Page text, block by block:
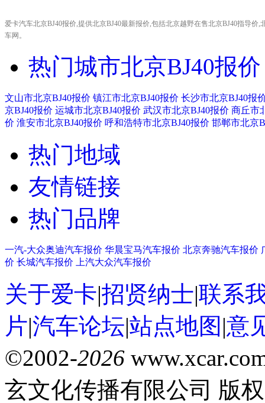
爱卡汽车北京BJ40报价,提供北京BJ40最新报价,包括北京越野在售北京BJ40指导
车网。
热门城市北京BJ40报价
文山市北京BJ40报价 镇江市北京BJ40报价 长沙市北京BJ40报
京BJ40报价 运城市北京BJ40报价 武汉市北京BJ40报价 商丘市
价 淮安市北京BJ40报价 呼和浩特市北京BJ40报价 邯郸市北京
热门地域
友情链接
热门品牌
一汽-大众奥迪汽车报价 华晨宝马汽车报价 北京奔驰汽车报价
价 长城汽车报价 上汽大众汽车报价
关于爱卡|招贤纳士|联系
片|汽车论坛|站点地图 |意
©2002-2026
玄文化传播有限公司 版